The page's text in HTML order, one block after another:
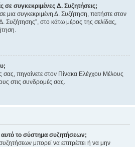
συγκεκριμένες Δ. Συζητήσεις;
μια συγκεκριμένη Δ. Συζήτηση, πατήστε στον
στο κάτω μέρος της σελίδας,
σας, πηγαίνετε στον Πίνακα Ελέγχου Μέλους
στις συνδρομές σας.
αυτό το σύστημα συζητήσεων;
μπορεί να επιτρέπει ή να μην